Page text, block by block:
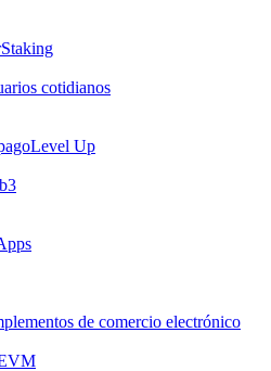
Staking
cotidianos
Level Up
de comercio electrónico